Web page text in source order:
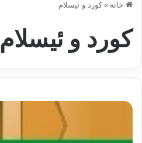
خانه » کورد و ئیسلام
کورد و ئیسلام